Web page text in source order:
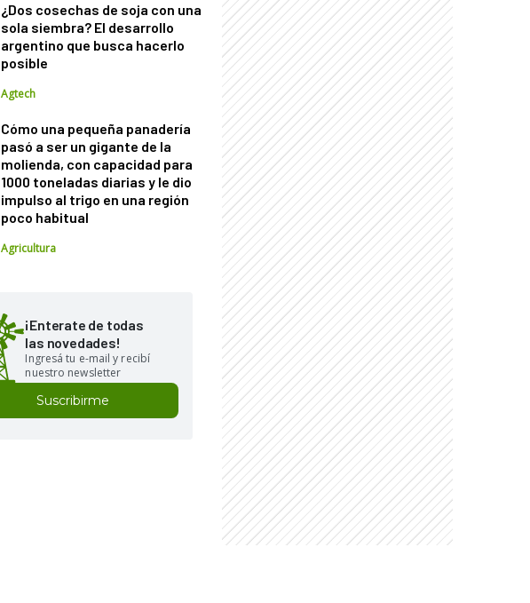
¿Dos cosechas de soja con una
sola siembra? El desarrollo
argentino que busca hacerlo
posible
Agtech
Cómo una pequeña panadería
pasó a ser un gigante de la
molienda, con capacidad para
1000 toneladas diarias y le dio
impulso al trigo en una región
poco habitual
Agricultura
¡Enterate de todas
las novedades!
Ingresá tu e-mail y recibí
nuestro newsletter
Suscribirme